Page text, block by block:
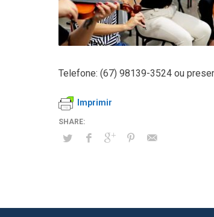
Telefone: (67) 98139-3524 ou
Imprimir